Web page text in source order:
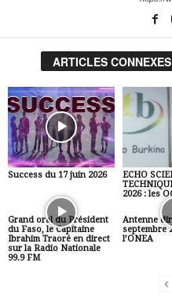
ARTICLES CONNEXES
Success du 17 juin 2026
ECHO
2026 : les
Grand oral du Président
du Faso, le Capitaine
Ibrahim Traoré en direct
sur la Radio Nationale
99.9 FM
Antenne
septembre
l’ONEA